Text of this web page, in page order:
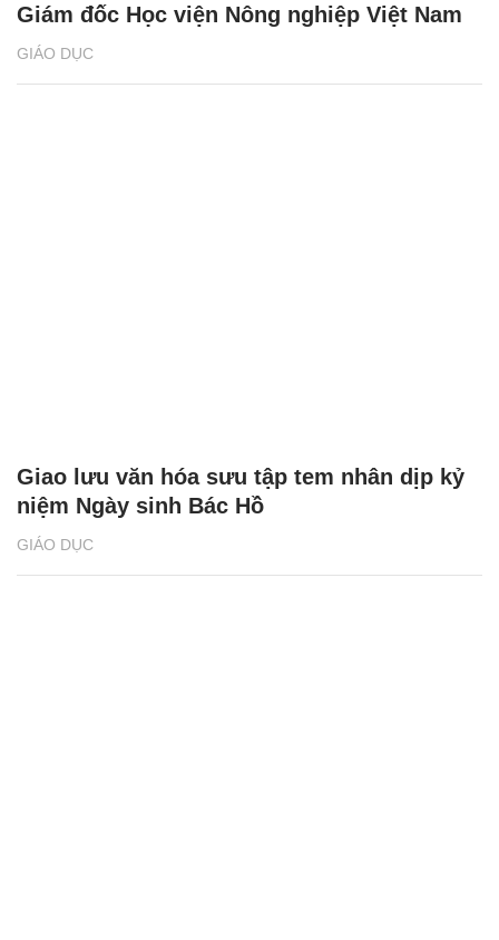
GIÁO DỤC
Giám đốc Học viện Nông nghiệp Việt Nam
GIÁO DỤC
Giao lưu văn hóa sưu tập tem nhân dịp kỷ
niệm Ngày sinh Bác Hồ